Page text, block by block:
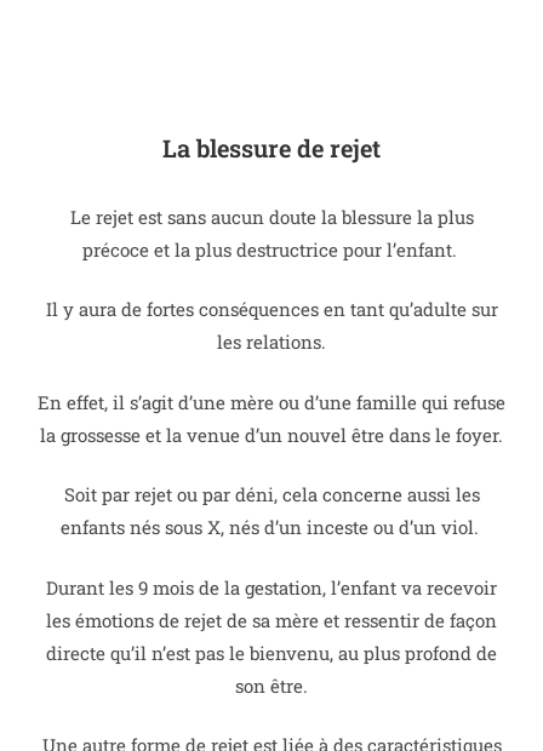
La blessure de rejet
Le rejet est sans aucun doute la blessure la plus
précoce et la plus destructrice pour l’enfant.
Il y aura de fortes conséquences en tant qu’adulte sur
les relations.
En effet, il s’agit d’une mère ou d’une famille qui refuse
la grossesse et la venue d’un nouvel être dans le foyer.
Soit par rejet ou par déni, cela concerne aussi les
enfants nés sous X, nés d’un inceste ou d’un viol.
Durant les 9 mois de la gestation, l’enfant va recevoir
les émotions de rejet de sa mère et ressentir de façon
directe qu’il n’est pas le bienvenu, au plus profond de
son être.
Une autre forme de rejet est liée à des caractéristiques